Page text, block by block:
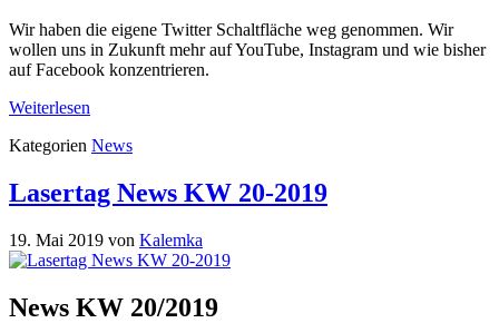
Wir haben die eigene Twitter Schaltfläche weg genommen. Wir
wollen uns in Zukunft mehr auf YouTube, Instagram und wie bisher
auf Facebook konzentrieren.
Weiterlesen
Kategorien News
Lasertag News KW 20-2019
19. Mai 2019 von Kalemka
News KW 20/2019